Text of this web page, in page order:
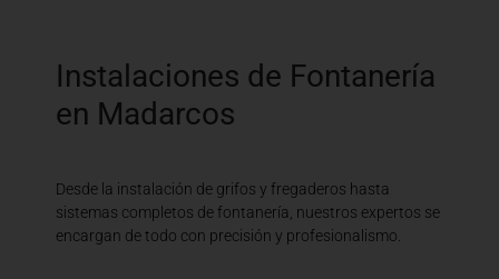
Instalaciones de Fontanería
en Madarcos
Desde la instalación de grifos y fregaderos hasta
sistemas completos de fontanería, nuestros expertos se
encargan de todo con precisión y profesionalismo.